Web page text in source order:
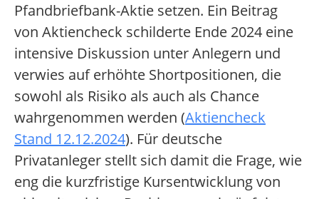
Pfandbriefbank-Aktie setzen. Ein Beitrag
von Aktiencheck schilderte Ende 2024 eine
intensive Diskussion unter Anlegern und
verwies auf erhöhte Shortpositionen, die
sowohl als Risiko als auch als Chance
wahrgenommen werden (Aktiencheck
Stand 12.12.2024). Für deutsche
Privatanleger stellt sich damit die Frage, wie
eng die kurzfristige Kursentwicklung von